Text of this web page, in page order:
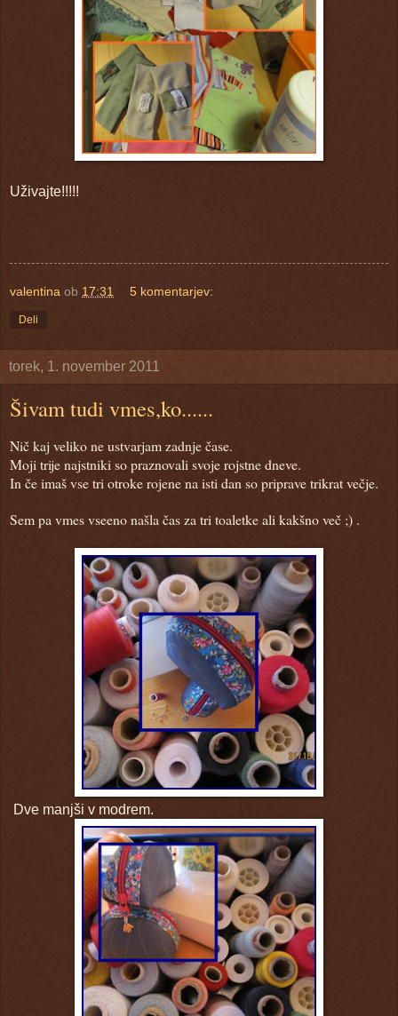
Uživajte!!!!!
valentina ob 17:31 5 komentarjev:
Deli
torek, 1. november 2011
Šivam tudi vmes,ko......
Nič kaj veliko ne ustvarjam zadnje čase.
Moji trije najstniki so praznovali svoje rojstne dneve.
In če imaš vse tri otroke rojene na isti dan so priprave trikrat večje.
Sem pa vmes vseeno našla čas za tri toaletke ali kakšno več ;) .
Dve manjši v modrem.